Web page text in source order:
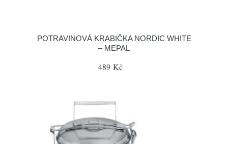
POTRAVINOVÁ KRABIČKA NORDIC WHITE
– MEPAL
489 Kč